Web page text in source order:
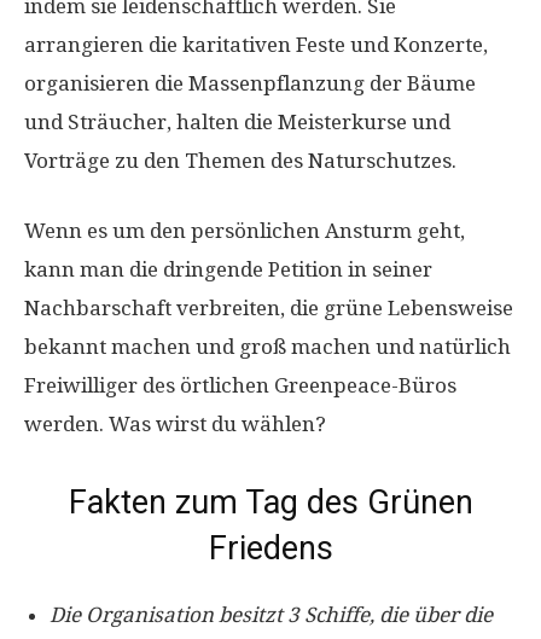
indem sie leidenschaftlich werden. Sie
arrangieren die karitativen Feste und Konzerte,
organisieren die Massenpflanzung der Bäume
und Sträucher, halten die Meisterkurse und
Vorträge zu den Themen des Naturschutzes.
Wenn es um den persönlichen Ansturm geht,
kann man die dringende Petition in seiner
Nachbarschaft verbreiten, die grüne Lebensweise
bekannt machen und groß machen und natürlich
Freiwilliger des örtlichen Greenpeace-Büros
werden. Was wirst du wählen?
Fakten zum Tag des Grünen
Friedens
Die Organisation besitzt 3 Schiffe, die über die